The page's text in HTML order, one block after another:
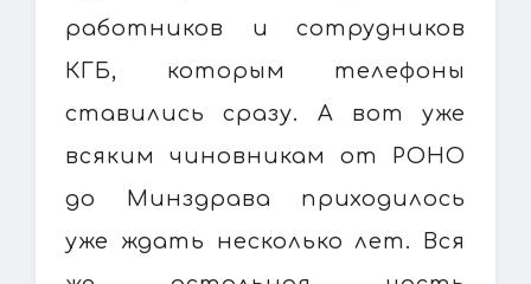
работников и сотрудников
КГБ, которым телефоны
ставились сразу. А вот уже
всяким чиновникам от РОНО
до Минздрава приходилось
уже ждать несколько лет. Вся